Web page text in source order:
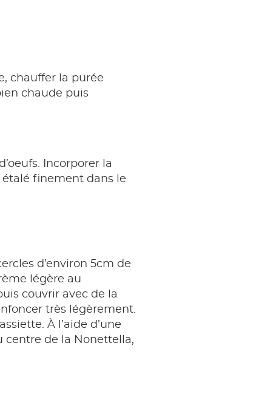
chauffer la purée
chaude puis
Incorporer la
étalé finement dans le
d’environ 5cm de
légère au
couvrir avec de la
très légèrement.
À l’aide d’une
centre de la Nonettella,